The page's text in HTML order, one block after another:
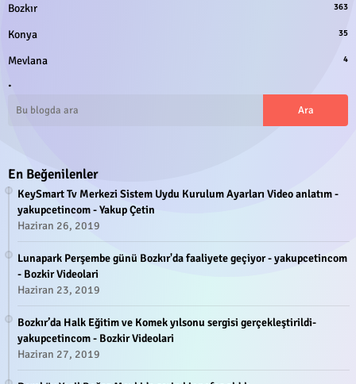
Bozkır 363
Konya 35
Mevlana 4
.
En Beğenilenler
KeySmart Tv Merkezi Sistem Uydu Kurulum Ayarları Video anlatım -
yakupcetincom - Yakup Çetin
Haziran 26, 2019
Lunapark Perşembe günü Bozkır'da faaliyete geçiyor - yakupcetincom
- Bozkir Videolari
Haziran 23, 2019
Bozkır’da Halk Eğitim ve Komek yılsonu sergisi gerçekleştirildi-
yakupcetincom - Bozkir Videolari
Haziran 27, 2019